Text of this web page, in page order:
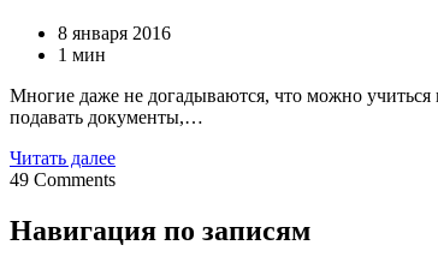
8 января 2016
1 мин
Многие даже не догадываются, что можно учиться
подавать документы,…
Читать далее
49 Comments
Навигация по записям